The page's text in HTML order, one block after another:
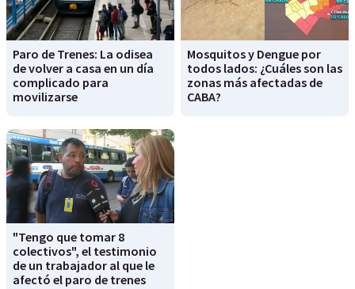
Paro de Trenes: La odisea
de volver a casa en un día
complicado para
movilizarse
Mosquitos y Dengue por
todos lados: ¿Cuáles son las
zonas más afectadas de
CABA?
"Tengo que tomar 8
colectivos", el testimonio
de un trabajador al que le
afectó el paro de trenes